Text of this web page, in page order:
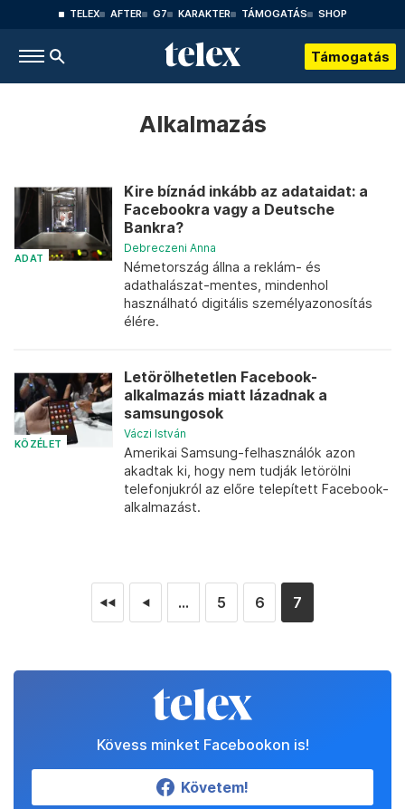
TELEX AFTER G7 KARAKTER TÁMOGATÁS SHOP
Támogatás
Alkalmazás
ADAT
Kire bíznád inkább az adataidat: a
Facebookra vagy a Deutsche
Bankra?
Debreczeni Anna
Németország állna a reklám- és
adathalászat-mentes, mindenhol
használható digitális személyazonosítás
élére.
KÖZÉLET
Letörölhetetlen Facebook-
alkalmazás miatt lázadnak a
samsungosok
Váczi István
Amerikai Samsung-felhasználók azon
akadtak ki, hogy nem tudják letörölni
telefonjukról az előre telepített Facebook-
alkalmazást.
◄◄ ◄ ... 5 6 7
Kövess minket Facebookon is!
Követem!